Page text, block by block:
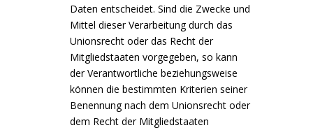
Daten entscheidet. Sind die Zwecke und
Mittel dieser Verarbeitung durch das
Unionsrecht oder das Recht der
Mitgliedstaaten vorgegeben, so kann
der Verantwortliche beziehungsweise
können die bestimmten Kriterien seiner
Benennung nach dem Unionsrecht oder
dem Recht der Mitgliedstaaten